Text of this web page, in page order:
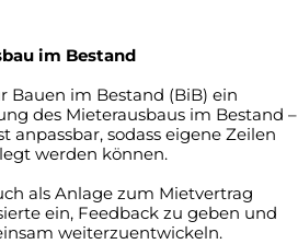
im Bestand
Bauen im Bestand (BiB) ein
des Mieterausbaus im Bestand –
sodass eigene Zeilen
werden können.
als Anlage zum Mietvertrag
ein, Feedback zu geben und
weiterzuentwickeln.